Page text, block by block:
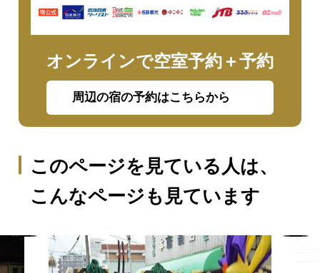
オンラインで空室予約＋予約
周辺の宿の予約はこちらから
このページを見ている人は、
こんなページも見ています